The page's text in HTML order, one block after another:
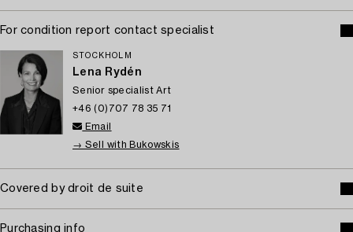
For condition report contact specialist
STOCKHOLM
Lena Rydén
Senior specialist Art
+46 (0)707 78 35 71
Email
→ Sell with Bukowskis
Covered by droit de suite
Purchasing info